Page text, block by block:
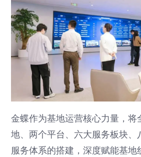
金蝶作为基地运营核心力量，将
地、两个平台、六大服务板块、
服务体系的搭建，深度赋能基地